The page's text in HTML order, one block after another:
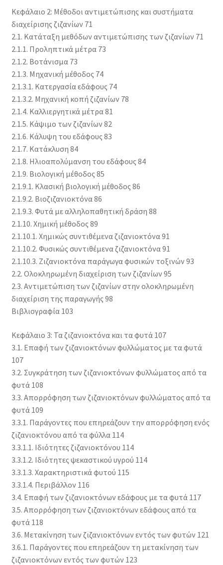
Κεφάλαιο 2: Μέθοδοι αντιμετώπισης και συστήματα
διαχείρισης ζιζανίων 71
2.1. Κατάταξη μεθόδων αντιμετώπισης των ζιζανίων 71
2.1.1. Προληπτικά μέτρα 73
2.1.2. Βοτάνισμα 73
2.1.3. Μηχανική μέθοδος 74
2.1.3.1. Κατεργασία εδάφους 74
2.1.3.2. Μηχανική κοπή ζιζανίων 78
2.1.4. Καλλιεργητικά μέτρα 81
2.1.5. Κάψιμο των ζιζανίων 82
2.1.6. Κάλυψη του εδάφους 83
2.1.7. Κατάκλυση 84
2.1.8. Ηλιοαπολύμανση του εδάφους 84
2.1.9. Βιολογική μέθοδος 85
2.1.9.1. Κλασική βιολογική μέθοδος 86
2.1.9.2. Βιοζιζανιοκτόνα 86
2.1.9.3. Φυτά με αλληλοπαθητική δράση 88
2.1.10. Χημική μέθοδος 89
2.1.10.1. Χημικώς συντιθέμενα ζιζανιοκτόνα 91
2.1.10.2. Φυσικώς συντιθέμενα ζιζανιοκτόνα 91
2.1.10.3. Ζιζανιοκτόνα παράγωγα φυσικών τοξινών 93
2.2. Ολοκληρωμένη διαχείριση των ζιζανίων 95
2.3. Αντιμετώπιση των ζιζανίων στην ολοκληρωμένη
διαχείριση της παραγωγής 98
Βιβλιογραφία 103
Κεφάλαιο 3: Τα ζιζανιοκτόνα και τα φυτά 107
3.1. Επαφή των ζιζανιοκτόνων φυλλώματος με τα φυτά
107
3.2. Συγκράτηση των ζιζανιοκτόνων φυλλώματος από τα
φυτά 108
3.3. Απορρόφηση των ζιζανιοκτόνων φυλλώματος από τα
φυτά 109
3.3.1. Παράγοντες που επηρεάζουν την απορρόφηση ενός
ζιζανιοκτόνου από τα φύλλα 114
3.3.1.1. Ιδιότητες ζιζανιοκτόνου 114
3.3.1.2. Ιδιότητες ψεκαστικού υγρού 114
3.3.1.3. Χαρακτηριστικά φυτού 115
3.3.1.4. Περιβάλλον 116
3.4. Επαφή των ζιζανιοκτόνων εδάφους με τα φυτά 117
3.5. Απορρόφηση των ζιζανιοκτόνων εδάφους από τα
φυτά 118
3.6. Μετακίνηση των ζιζανιοκτόνων εντός των φυτών 121
3.6.1. Παράγοντες που επηρεάζουν τη μετακίνηση των
ζιζανιοκτόνων εντός των φυτών 123